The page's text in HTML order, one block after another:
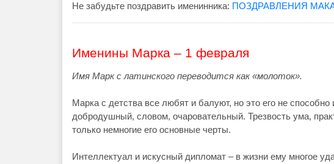
Не забудьте поздравить именинника: ПОЗДРАВЛЕНИЯ
Именины Марка – 1 февраля
Имя Марк с латинского переводится как «молоток».
Марка с детства все любят и балуют, но это его не способно
добродушный, словом, очаровательный. Трезвость ума,
только немногие его основные черты.
Интеллектуал и искусный дипломат – в жизни ему многое